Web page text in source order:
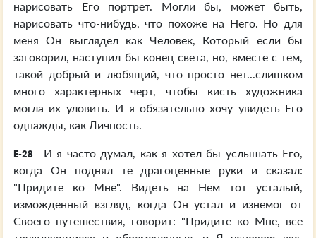
нарисовать Его портрет. Могли бы, может быть,
нарисовать что-нибудь, что похоже на Него. Но для
меня Он выглядел как Человек, Который если бы
заговорил, наступил бы конец света, но, вместе с тем,
такой добрый и любящий, что просто нет...слишком
много характерных черт, чтобы кисть художника
могла их уловить. И я обязательно хочу увидеть Его
однажды, как Личность.
E-28
И я часто думал, как я хотел бы услышать Его,
когда Он поднял те драгоценные руки и сказал:
"Придите ко Мне". Видеть на Нем тот усталый,
изможденный взгляд, когда Он устал и изнемог от
Своего путешествия, говорит: "Придите ко Мне, все